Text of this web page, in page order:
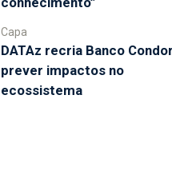
Capa
DATAz recria Banco
prever impactos no
ecossistema